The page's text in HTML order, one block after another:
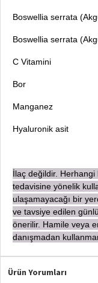
Boswellia serrata
Boswellia serrata
C
Bor
İlaç değildir. Herhangi
tedavisine yönelik
ulaşamayacağı bir
ve tavsiye edilen
önerilir. Hamile veya
danışmadan
Ürün Yorumları